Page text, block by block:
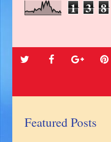
1 3 8
Featured Posts